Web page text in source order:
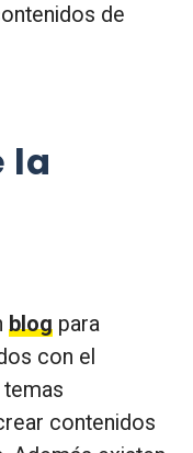
de
la
blog para
con el
contenidos